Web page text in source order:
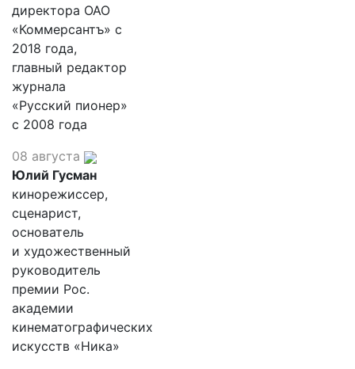
директора ОАО
«Коммерсантъ» с
2018 года,
главный редактор
журнала
«Русский пионер»
с 2008 года
08 августа
Юлий Гусман
кинорежиссер,
сценарист,
основатель
и художественный
руководитель
премии Рос.
академии
кинематографических
искусств «Ника»